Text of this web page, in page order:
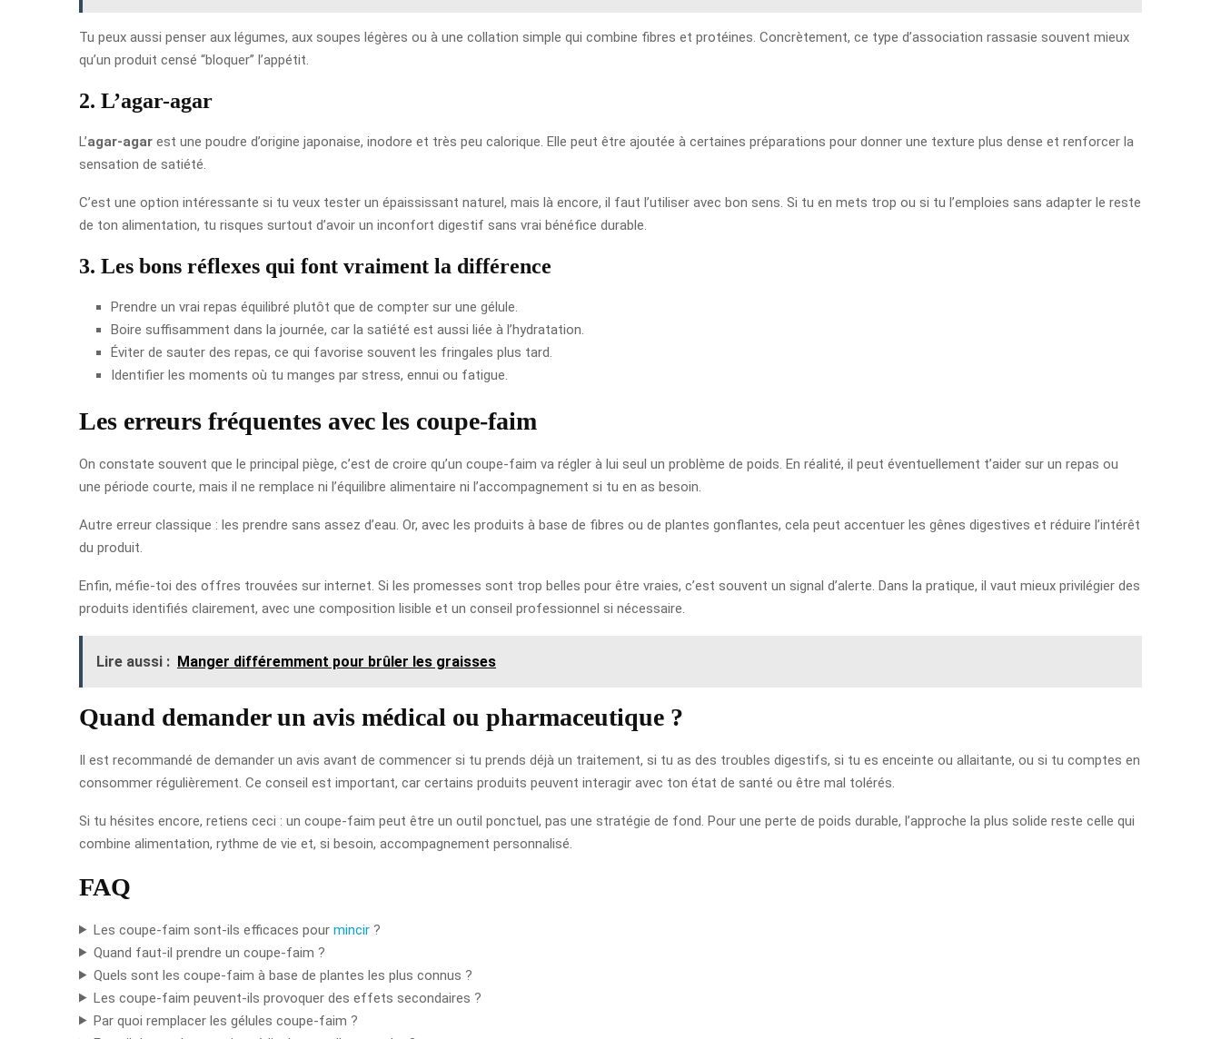
Tu peux aussi penser aux légumes, aux soupes légères ou à une collation simple qui combine fibres et protéines. Concrètement, ce type d’association rassasie souvent mieux
qu’un produit censé “bloquer” l’appétit.
2. L’agar-agar
L’agar-agar est une poudre d’origine japonaise, inodore et très peu calorique. Elle peut être ajoutée à certaines préparations pour donner une texture plus dense et renforcer la
sensation de satiété.
C’est une option intéressante si tu veux tester un épaississant naturel, mais là encore, il faut l’utiliser avec bon sens. Si tu en mets trop ou si tu l’emploies sans adapter le reste
de ton alimentation, tu risques surtout d’avoir un inconfort digestif sans vrai bénéfice durable.
3. Les bons réflexes qui font vraiment la différence
Prendre un vrai repas équilibré plutôt que de compter sur une gélule.
Boire suffisamment dans la journée, car la satiété est aussi liée à l’hydratation.
Éviter de sauter des repas, ce qui favorise souvent les fringales plus tard.
Identifier les moments où tu manges par stress, ennui ou fatigue.
Les erreurs fréquentes avec les coupe-faim
On constate souvent que le principal piège, c’est de croire qu’un coupe-faim va régler à lui seul un problème de poids. En réalité, il peut éventuellement t’aider sur un repas ou
une période courte, mais il ne remplace ni l’équilibre alimentaire ni l’accompagnement si tu en as besoin.
Autre erreur classique : les prendre sans assez d’eau. Or, avec les produits à base de fibres ou de plantes gonflantes, cela peut accentuer les gênes digestives et réduire l’intérêt
du produit.
Enfin, méfie-toi des offres trouvées sur internet. Si les promesses sont trop belles pour être vraies, c’est souvent un signal d’alerte. Dans la pratique, il vaut mieux privilégier des
produits identifiés clairement, avec une composition lisible et un conseil professionnel si nécessaire.
Lire aussi : Manger différemment pour brûler les graisses
Quand demander un avis médical ou pharmaceutique ?
Il est recommandé de demander un avis avant de commencer si tu prends déjà un traitement, si tu as des troubles digestifs, si tu es enceinte ou allaitante, ou si tu comptes en
consommer régulièrement. Ce conseil est important, car certains produits peuvent interagir avec ton état de santé ou être mal tolérés.
Si tu hésites encore, retiens ceci : un coupe-faim peut être un outil ponctuel, pas une stratégie de fond. Pour une perte de poids durable, l’approche la plus solide reste celle qui
combine alimentation, rythme de vie et, si besoin, accompagnement personnalisé.
FAQ
Les coupe-faim sont-ils efficaces pour mincir?
Quand faut-il prendre un coupe-faim ?
Quels sont les coupe-faim à base de plantes les plus connus ?
Les coupe-faim peuvent-ils provoquer des effets secondaires ?
Par quoi remplacer les gélules coupe-faim ?